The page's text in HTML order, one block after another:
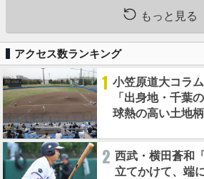
もっと見る
アクセス数ランキング
1 小笠原道大コラ
「出身地・千葉
球熱の高い土地柄
2 西武・横田蒼和
立てかけて、端